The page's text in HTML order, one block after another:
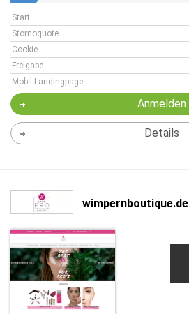
Start
Stornoquote
Cookie
Freigabe
Mobil-Landingpage
Anmelden
Details
wimpernboutique.de